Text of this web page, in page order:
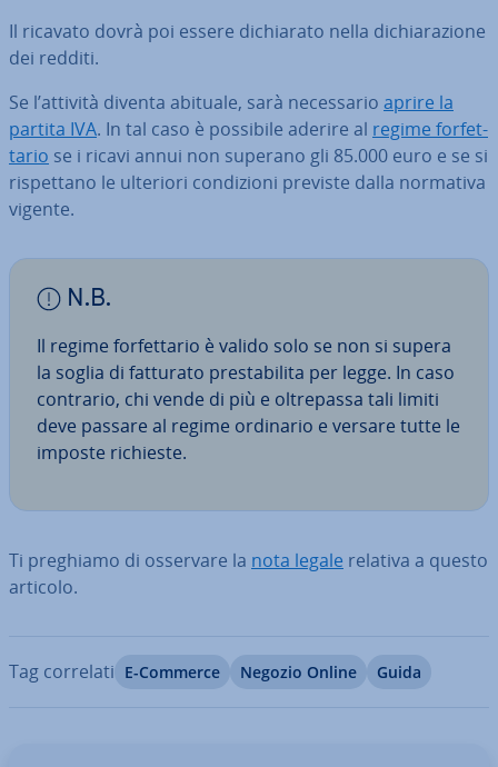
Il ricavato dovrà poi essere di­chia­ra­to nella di­chia­ra­zio­ne
dei redditi.
Se l’attività diventa abituale, sarà ne­ces­sa­rio aprire la
partita IVA. In tal caso è possibile aderire al regime for­fet­
ta­rio se i ricavi annui non superano gli 85.000 euro e se si
ri­spet­ta­no le ulteriori con­di­zio­ni previste dalla normativa
vigente.
N.B.
Il regime for­fet­ta­rio è valido solo se non si supera
la soglia di fatturato pre­sta­bi­li­ta per legge. In caso
contrario, chi vende di più e ol­tre­pas­sa tali limiti
deve passare al regime ordinario e versare tutte le
imposte richieste.
Ti preghiamo di osservare la nota legale relativa a questo
articolo.
Tag correlati E-Commerce Negozio Online Guida